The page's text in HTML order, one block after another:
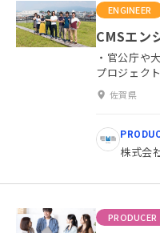
ENGINEER
CMSエン
・官公庁や
プロジェク
佐賀県
株式会
PRODUCER